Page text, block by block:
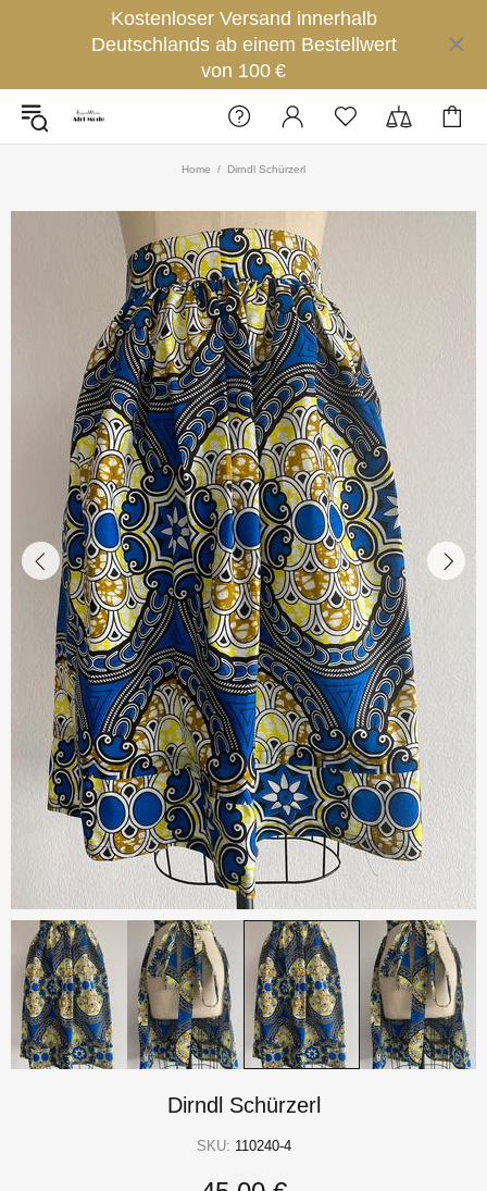
Kostenloser Versand innerhalb
Deutschlands ab einem Bestellwert
von 100 €
Home Dirndl Schürzerl
Dirndl Schürzerl
SKU: 110240-4